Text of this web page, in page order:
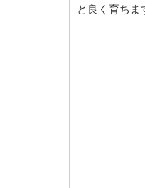
と良く育ちま